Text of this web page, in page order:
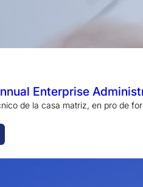
Enterprise
de la casa matriz, en pro de